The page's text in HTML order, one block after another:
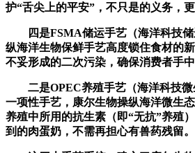
护“舌尖上的平安”，不只是的义务，更
四是FSMA储运手艺（海洋科技储
纵海洋生物保鲜手艺高度锁住食材的
不妥形成的二次污染，确保消费者手
二是OPEC养殖手艺（海洋科技微
一项性手艺，康尔生物操纵海洋微生
养殖中所用的抗生素（即“无抗”养殖
到的肉蛋奶，不需再担心有兽药残留。